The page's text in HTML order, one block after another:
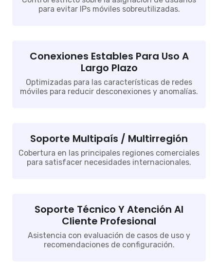
para evitar IPs móviles sobreutilizadas.
Conexiones Estables Para Uso A
Largo Plazo
Optimizadas para las características de redes
móviles para reducir desconexiones y anomalías.
Soporte Multipaís / Multirregión
Cobertura en las principales regiones comerciales
para satisfacer necesidades internacionales.
Soporte Técnico Y Atención Al
Cliente Profesional
Asistencia con evaluación de casos de uso y
recomendaciones de configuración.